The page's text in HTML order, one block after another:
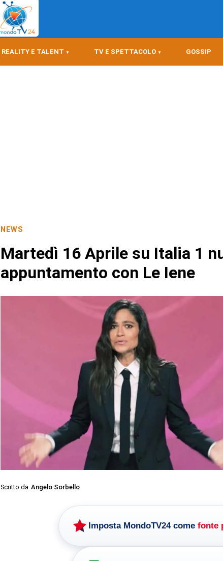
REALITY E TALENT TV E SPETTACOLO GOSSIP
NEWS
Martedì 16 Aprile su Italia 1
appuntamento con Le Iene
Scritto da Angelo Sorbello
Imposta MondoTV24 come fonte